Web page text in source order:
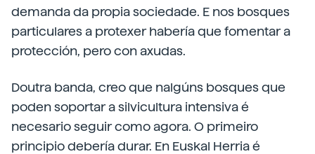
demanda da propia sociedade. E nos bosques
particulares a protexer habería que fomentar a
protección, pero con axudas.
Doutra banda, creo que nalgúns bosques que
poden soportar a silvicultura intensiva é
necesario seguir como agora. O primeiro
principio debería durar. En Euskal Herria é